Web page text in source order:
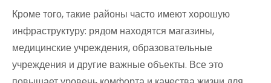
Кроме того, такие районы часто имеют хорошую
инфраструктуру: рядом находятся магазины,
медицинские учреждения, образовательные
учреждения и другие важные объекты. Все это